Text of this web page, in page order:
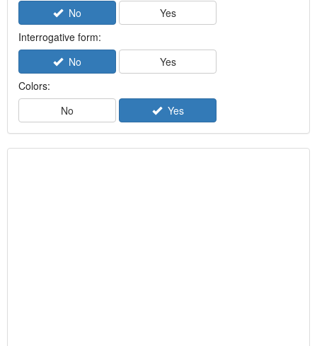
No
Yes
Interrogative form:
No
Yes
Colors:
No
Yes